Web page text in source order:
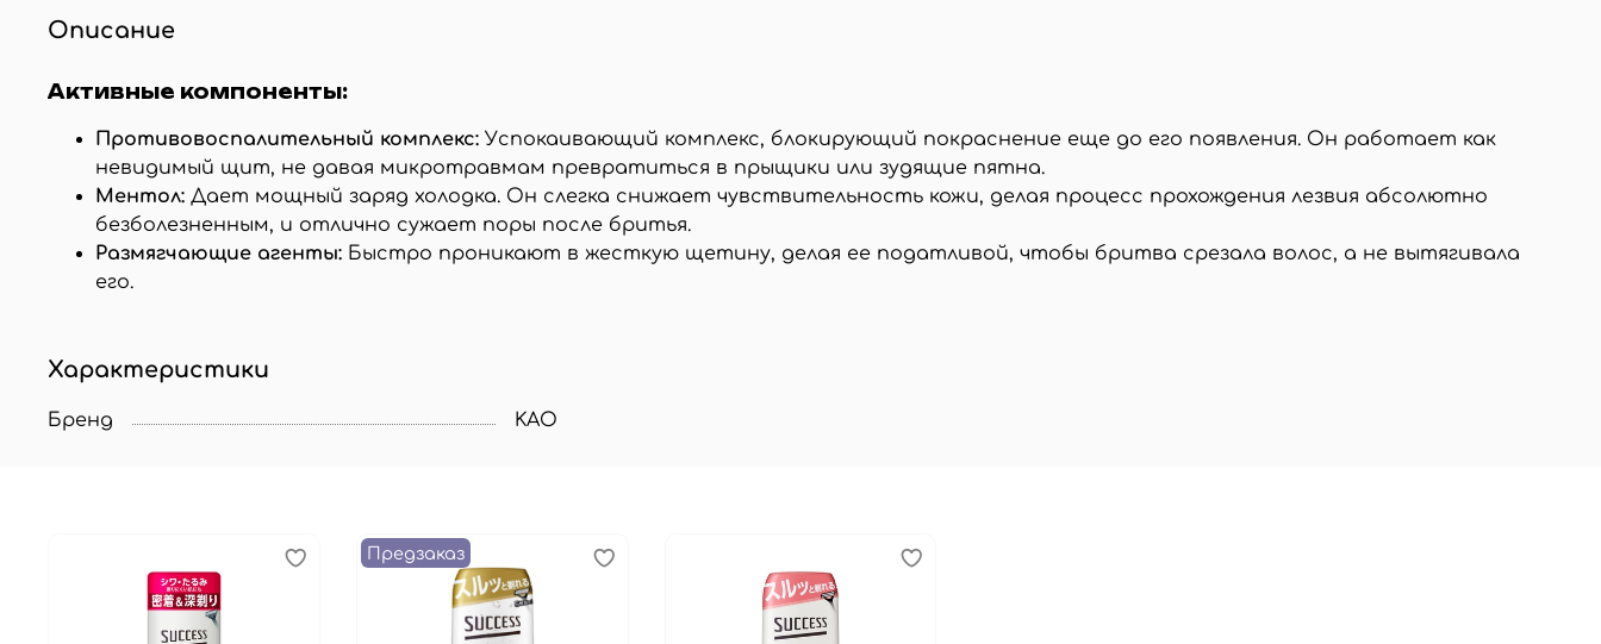
Описание
Активные компоненты:
Противовоспалительный комплекс: Успокаивающий комплекс, блокирующий покраснение еще до его появления. Он работает как
невидимый щит, не давая микротравмам превратиться в прыщики или зудящие пятна.
Ментол: Дает мощный заряд холодка. Он слегка снижает чувствительность кожи, делая процесс прохождения лезвия абсолютно
безболезненным, и отлично сужает поры после бритья.
Размягчающие агенты: Быстро проникают в жесткую щетину, делая ее податливой, чтобы бритва срезала волос, а не вытягивала
его.
Характеристики
Бренд KAO
Предзаказ